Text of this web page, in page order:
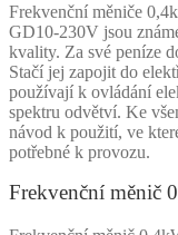
Frekvenční měniče
GD10-230V jsou
kvality. Za své peníze
Stačí jej zapojit do
používají k ovládání
spektru odvětví. Ke
návod k použití, ve
potřebné k provozu.
Frekvenční měnič